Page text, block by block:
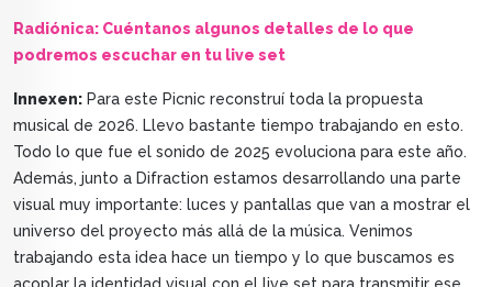
Radiónica: Cuéntanos algunos detalles de lo que
podremos escuchar en tu live set
Innexen: Para este Picnic reconstruí toda la propuesta
musical de 2026. Llevo bastante tiempo trabajando en esto.
Todo lo que fue el sonido de 2025 evoluciona para este año.
Además, junto a Difraction estamos desarrollando una parte
visual muy importante: luces y pantallas que van a mostrar el
universo del proyecto más allá de la música. Venimos
trabajando esta idea hace un tiempo y lo que buscamos es
acoplar la identidad visual con el live set para transmitir ese